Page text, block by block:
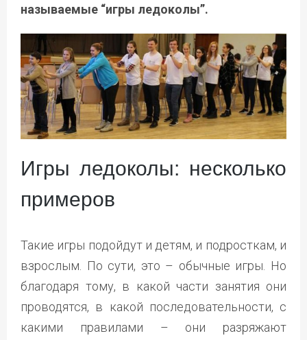
называемые “игры ледоколы”.
Игры ледоколы: несколько
примеров
Такие игры подойдут и детям, и подросткам, и
взрослым. По сути, это – обычные игры. Но
благодаря тому, в какой части занятия они
проводятся, в какой последовательности, с
какими правилами – они разряжают